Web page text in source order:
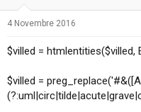
4 Novembre 2016
$villed = htmlentities($villed,
$villed =